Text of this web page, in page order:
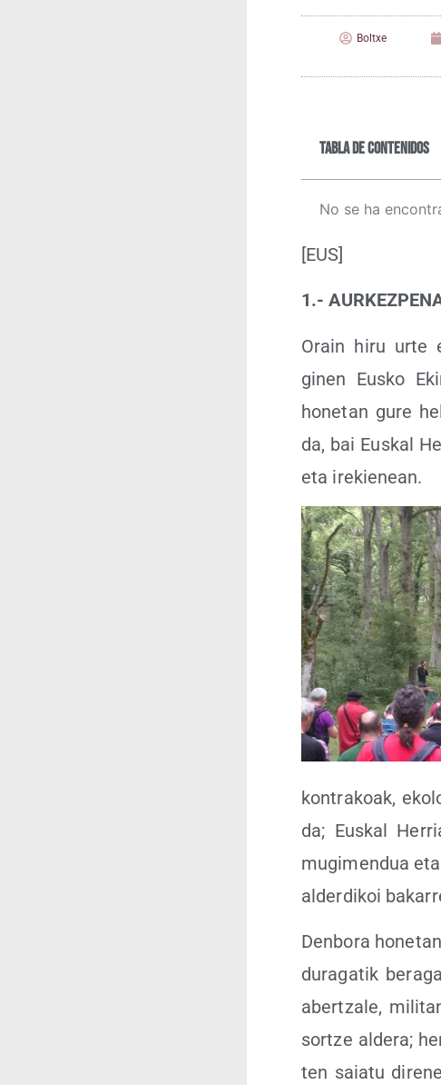
Boltxe
Tabla de contenidos
No se ha
[EUS]
1.-
Orain hiru urte
ginen Eus­ko
hone­tan gure
da, bai Eus­kal
eta irekienean.
kon­tra­koak,
da; Eus­kal
mugi­men­dua
alder­di­koi
Den­bo­ra
du­ra­ga­tik
aber­tza­le,
sor­tze alde­ra;
ten saia­tu